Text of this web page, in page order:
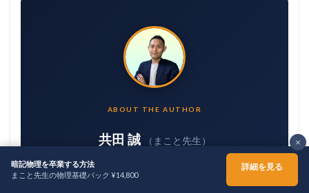
ABOUT THE AUTHOR
共田 誠 （まこと先生）
高校物理講師・プロ家庭教師 / 指導歴14年
×
暗記物理を卒業する方法
まこと先生の物理基礎パック ¥14,800
詳細を見る